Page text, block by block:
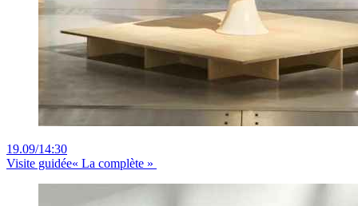
19.09/14:30
Visite guidée« La complète »